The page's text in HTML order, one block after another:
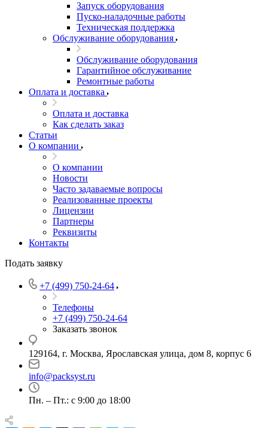
Запуск оборудования
Пуско-наладочные работы
Техническая поддержка
Обслуживание оборудования
Обслуживание оборудования
Гарантийное обслуживание
Ремонтные работы
Оплата и доставка
Оплата и доставка
Как сделать заказ
Статьи
О компании
О компании
Новости
Часто задаваемые вопросы
Реализованные проекты
Лицензии
Партнеры
Реквизиты
Контакты
Подать заявку
+7 (499) 750-24-64
Телефоны
+7 (499) 750-24-64
Заказать звонок
129164, г. Москва, Ярославская улица, дом 8, корпус 6
info@packsyst.ru
Пн. – Пт.: с 9:00 до 18:00